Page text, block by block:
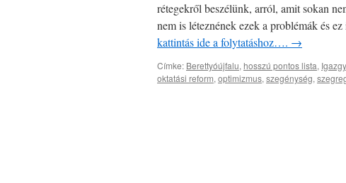
rétegekről beszélünk, arról, amit sokan
nem is léteznének ezek a problémák és
kattintás ide a folytatáshoz…. →
Címke: Berettyóújfalu, hosszú pontos lista,
oktatási reform, optimizmus, szegénység,